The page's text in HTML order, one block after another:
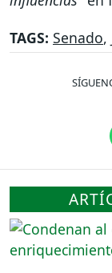
TAGS: Senado,